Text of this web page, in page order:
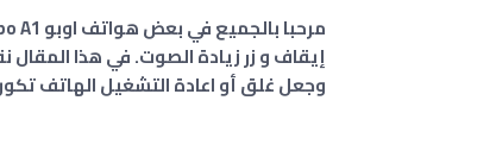
إيقاف و زر زيادة الصوت. في هذا
وجعل غلق أو اعادة التشغيل الهاتف